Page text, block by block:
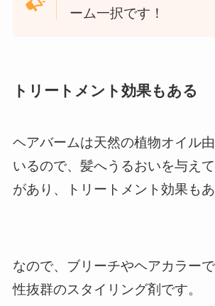
ーム一択です！
トリートメント効果もある
ヘアバームは天然の植物オイル
いるので、髪へうるおいを与え
があり、トリートメント効果もあ
なので、ブリーチやヘアカラー
性抜群のスタイリング剤です。